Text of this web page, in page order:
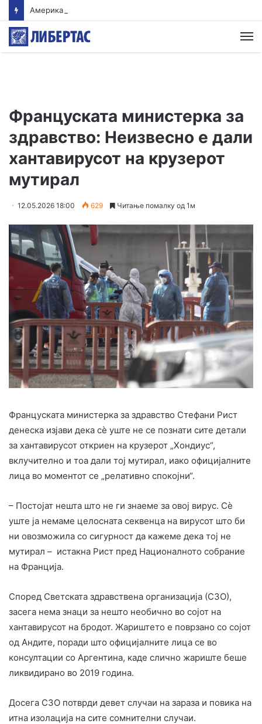
Француската министерка за
здравство: Неизвесно е дали
хантавирусот на крузерот
мутирал
12.05.2026 18:00 629 Читање помалку од 1м
Француската министерка за здравство Стефани Рист
денеска изјави дека сè уште не се познати сите детали
за хантавирусот откриен на крузерот „Хондиус“,
вклучително и тоа дали тој мутирал, иако официјалните
лица во моментот се „релативно спокојни“.
– Постојат нешта што не ги знаеме за овој вирус. Сè
уште ја немаме целосната секвенца на вирусот што би
ни овозможила со сигурност да кажеме дека тој не
мутирал – истакна Рист пред Националното собрание
на Франција.
Според Светската здравствена организација (СЗО),
засега нема знаци за нешто необично во сојот на
хантавирусот на бродот. Жариштето е поврзано со сојот
од Андите, поради што официјалните лица се во
консултации со Аргентина, каде слично жариште беше
ликвидирано во 2019 година.
Досега СЗО потврди девет случаи на зараза и повика на
итна изолација на сите сомнителни случаи.